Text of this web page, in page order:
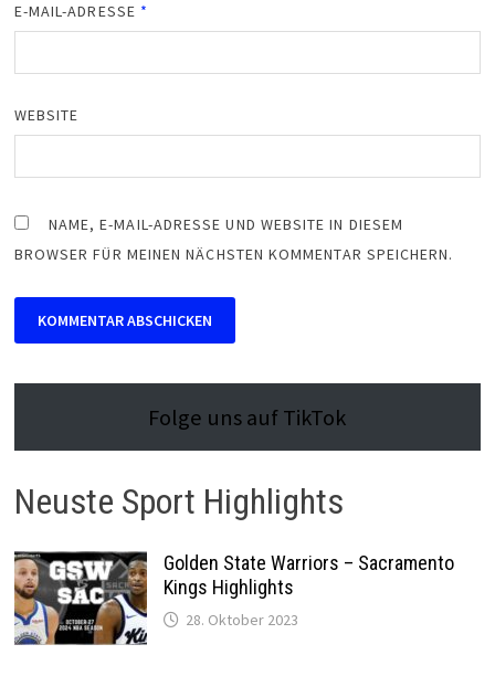
E-MAIL-ADRESSE *
WEBSITE
NAME, E-MAIL-ADRESSE UND WEBSITE IN DIESEM
BROWSER FÜR MEINEN NÄCHSTEN KOMMENTAR SPEICHERN.
Folge uns auf TikTok
Neuste Sport Highlights
Golden State Warriors – Sacramento
Kings Highlights
28. Oktober 2023